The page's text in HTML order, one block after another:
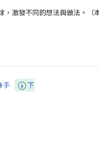
激發不同的想法與做法。（
手
下